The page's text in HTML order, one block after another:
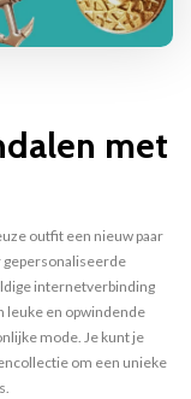
met
outfit een nieuw paar
gepersonaliseerde
internetverbinding
leuke en opwindende
mode. Je kunt je
om een ​​unieke